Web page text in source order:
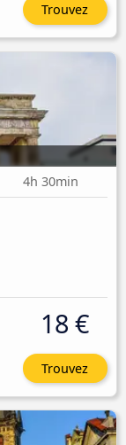
Trouvez
4h 30min
18 €
Trouvez